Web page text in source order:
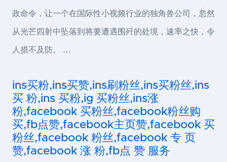
政命令，让一个在国际性小视频行业的独角兽公司，忽然
从光芒四射中坠落到将要遭遇围歼的处境，速率之快，令
人措不及防。 …
ins买粉,ins买赞,ins刷粉丝,ins买粉丝,ins
买 粉,ins 买粉,ig 买粉丝,ins涨
粉,facebook 买粉丝,facebook粉丝购
买,fb点赞,facebook主页赞,facebook 买
粉丝,facebook 粉丝,facebook 专 页
赞,facebook 涨 粉,fb点 赞 服务